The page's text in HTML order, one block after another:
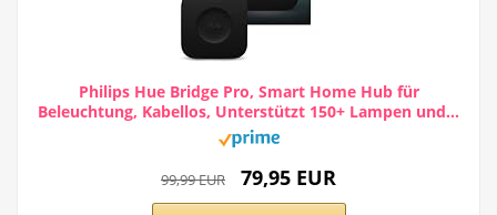
Philips Hue Bridge Pro, Smart Home Hub für
Beleuchtung, Kabellos, Unterstützt 150+ Lampen und...
99,99 EUR 79,95 EUR